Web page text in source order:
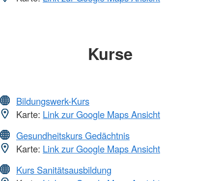
Kurse
Bildungswerk-Kurs
Karte: Link zur Google Maps Ansicht
Gesundheitskurs Gedächtnis
Karte: Link zur Google Maps Ansicht
Kurs Sanitätsausbildung